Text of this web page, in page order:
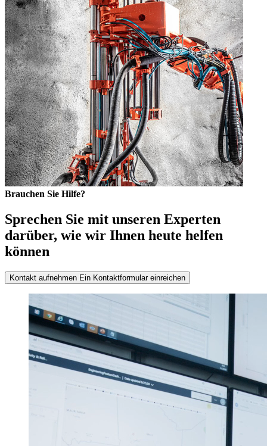
Brauchen Sie Hilfe?
Sprechen Sie mit unseren Experten
darüber, wie wir Ihnen heute helfen
können
Kontakt aufnehmen Ein Kontaktformular einreichen